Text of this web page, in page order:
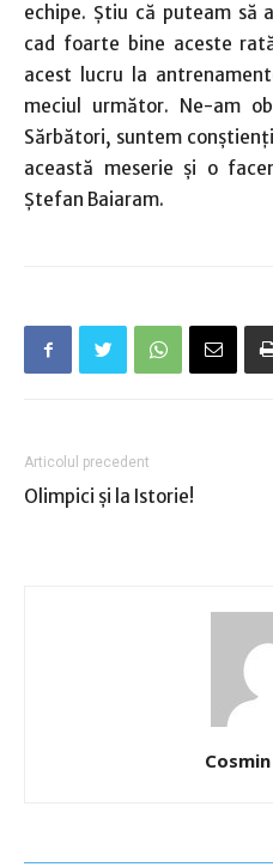
echipe. Ştiu că puteam să
cad foarte bine aceste
acest lucru la
meciul următor. Ne-am
Sărbători, suntem
această meserie şi o
Ştefan Baiaram.
Articolul precedent
Olimpici și la Istorie!